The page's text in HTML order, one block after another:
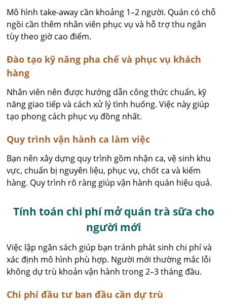
Mô hình take-away cần khoảng 1–2 người. Quán có chỗ
ngồi cần thêm nhân viên phục vụ và hỗ trợ thu ngân
tùy theo giờ cao điểm.
Đào tạo kỹ năng pha chế và phục vụ khách
hàng
Nhân viên nên được hướng dẫn công thức chuẩn, kỹ
năng giao tiếp và cách xử lý tình huống. Việc này giúp
tạo phong cách phục vụ đồng nhất.
Quy trình vận hành ca làm việc
Bạn nên xây dựng quy trình gồm nhận ca, vệ sinh khu
vực, chuẩn bị nguyên liệu, phục vụ, chốt ca và kiểm
hàng. Quy trình rõ ràng giúp vận hành quán hiệu quả.
Tính toán chi phí mở quán trà sữa cho
người mới
Việc lập ngân sách giúp bạn tránh phát sinh chi phí và
xác định mô hình phù hợp. Người mới thường mắc lỗi
không dự trù khoản vận hành trong 2–3 tháng đầu.
Chi phí đầu tư ban đầu cần dự trù